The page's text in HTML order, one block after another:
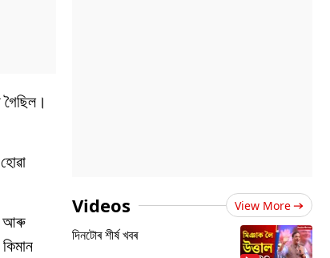
আৰু
Videos View More
দিনটোৰ শীৰ্ষ খবৰ